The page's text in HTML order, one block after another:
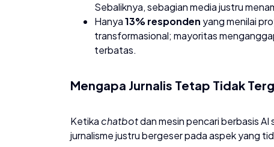
Sebaliknya, sebagian media justru
​Hanya13% responden yang menilai
transformasional; mayoritas
terbatas.
​Mengapa Jurnalis Tetap Tidak
​Ketika chatbotdan mesin pencari berbasis AI
jurnalisme justru bergeser pada aspek yang